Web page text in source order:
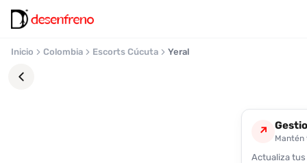
Inicio Colombia Escorts Cúcuta Yeral
↗
Mantén
Actualiza tus